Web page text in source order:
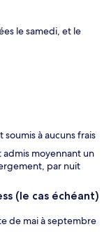
le samedi, et le
soumis à aucuns frais
admis moyennant un
par nuit
(le cas échéant)
de mai à septembre